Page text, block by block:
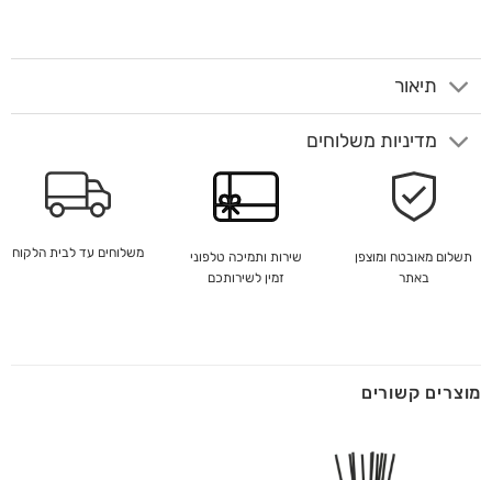
תיאור
מדיניות משלוחים
תשלום מאובטח ומוצפן
באתר
שירות ותמיכה טלפוני
זמין לשירותכם
משלוחים עד לבית הלקוח
מוצרים קשורים